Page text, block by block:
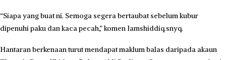
“Siapa yang buat ni. Semoga segera bertaubat sebelum kubur
dipenuhi paku dan kaca pecah,” komen Iamshiddiq.snyq.
Hantaran berkenaan turut mendapat maklum balas daripada akaun